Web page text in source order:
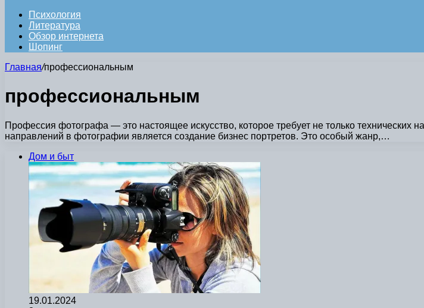
Психология
Литература
Обзор интернета
Шопинг
Главная/профессиональным
профессиональным
Профессия фотографа — это настоящее искусство, которое требует не только
направлений в фотографии является создание бизнес портретов. Это особый жанр,…
Дом и быт
19.01.2024